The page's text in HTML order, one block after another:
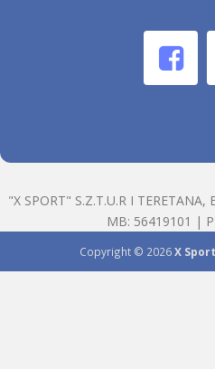
"X SPORT" S.Z.T.U.R I
MB: 56419101 |
Copyright © 2026X Sport